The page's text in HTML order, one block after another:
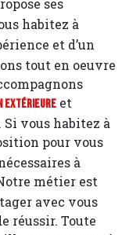
ses
habitez à
et d’un
tout en oeuvre
extérieure et
Si vous habitez à
pour vous
à
métier est
avec vous
réussir. Toute